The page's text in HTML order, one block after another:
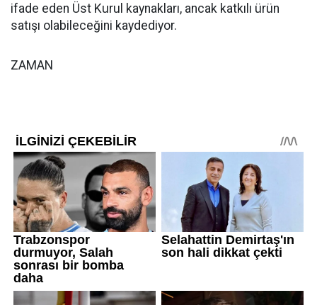
ifade eden Üst Kurul kaynakları, ancak katkılı ürün
satışı olabileceğini kaydediyor.
ZAMAN